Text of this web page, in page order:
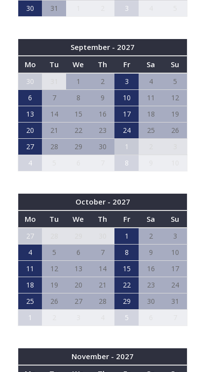
30
31 3
September - 2027
Mo
Tu We Th Fr Sa Su
30 1 2 3 4
5
6
7 8 9 10 11
12
13
14 15 16 17 18
19
20
21 22 23 24 25
26
27
28 29 30 1
4
8
October - 2027
Mo
Tu We Th Fr Sa Su
27 1 2
3
4
5 6 7 8 9
10
11
12 13 14 15 16
17
18
19 20 21 22 23
24
25
26 27 28 29 30
31
1
5
November - 2027